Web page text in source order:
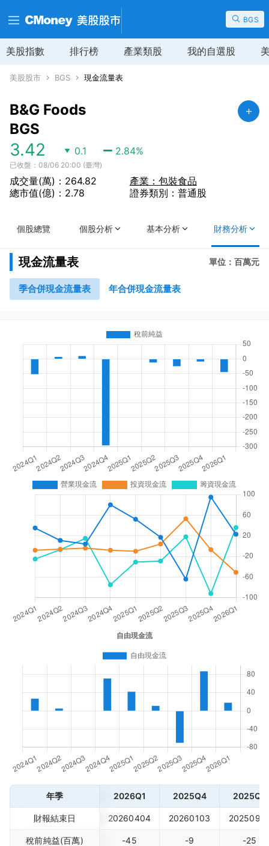
BGS
美股指數 排行榜 產業類股 我的自選股
美股股市 BGS 現金流量表
B&G Foods
BGS
3.42 0.1 2.84%
已收盤：08/06 20:00 (臺灣)
成交量(萬)：264.82
總市值(億)：2.78
產業：包裝食品
證券類別：普通股
個股總覽 個股分析 基本分析 財務分析
現金流量表 單位：百萬元
季合併現金流量表 年合併現金流量表
年季 2026Q1 2025Q4 2025Q3
財報結束日 20260404 20260103
稅前純益(百萬) -45 -9 -25